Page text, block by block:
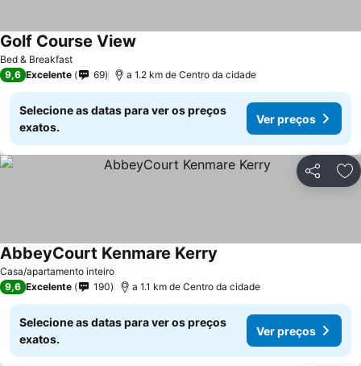
Bed & Breakfast
Golf Course View
9,6 Excelente 69 a 1.2 km de Centro da cidade
Selecione as datas para ver os preços
exatos.
Ver preços
Partilhar
Casa/apartamento inteiro
AbbeyCourt Kenmare Kerry
9,6 Excelente 190 a 1.1 km de Centro da cidade
Selecione as datas para ver os preços
exatos.
Ver preços